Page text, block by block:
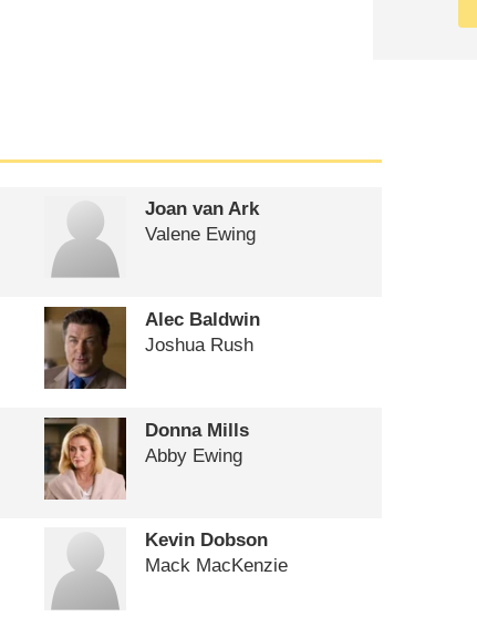
Joan van Ark
Valene Ewing
Alec Baldwin
Joshua Rush
Donna Mills
Abby Ewing
Kevin Dobson
Mack MacKenzie